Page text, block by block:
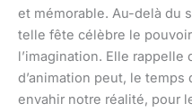
et mémorable. Au-delà du
telle fête célèbre le
l’imagination. Elle rappelle
d’animation peut, le temps
envahir notre réalité, pour